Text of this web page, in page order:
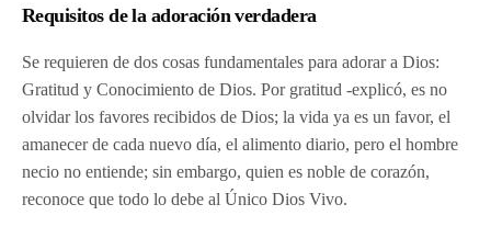
Requisitos de la adoración verdadera
Se requieren de dos cosas fundamentales para adorar a Dios:
Gratitud y Conocimiento de Dios. Por gratitud -explicó, es no
olvidar los favores recibidos de Dios; la vida ya es un favor, el
amanecer de cada nuevo día, el alimento diario, pero el hombre
necio no entiende; sin embargo, quien es noble de corazón,
reconoce que todo lo debe al Único Dios Vivo.